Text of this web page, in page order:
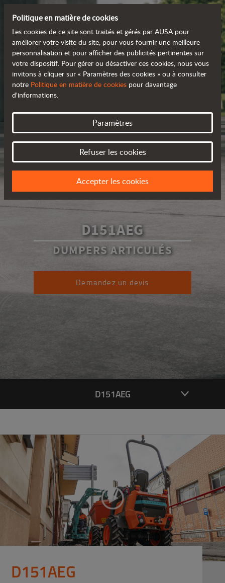
D151AEG
DUMPERS ARTICULÉS
Demandez un devis
D151AEG
D151AEG
Politique en matière de cookies
Les cookies de ce site sont traités et gérés par AUSA pour
améliorer votre visite du site, pour vous fournir une meilleure
personnalisation et pour afficher des publicités pertinentes sur
votre dispositif. Pour gérer ou désactiver ces cookies, nous vous
invitons à cliquer sur « Paramètres des cookies » ou à consulter
notre Politique en matière de cookies pour davantage
d'informations.
Paramètres
Refuser les cookies
Accepter les cookies